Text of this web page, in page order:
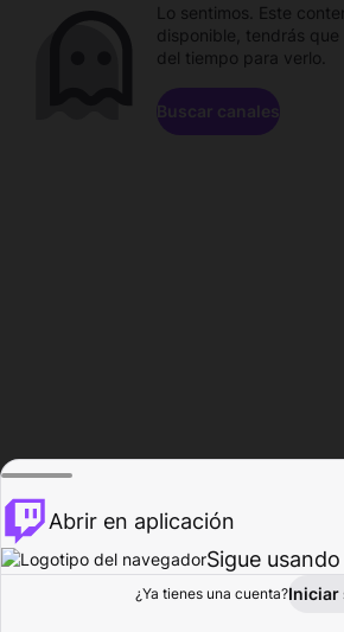
Explorar
Lo sentimos. Este
disponible, tendrás que
del tiempo para verlo.
Buscar canales
Abrir en aplicación
Sigue
¿Ya tienes una cuenta?Iniciar